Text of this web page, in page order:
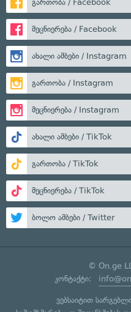
გართობა / Facebook
მეცნიერება / Facebook
ახალი ამბები / Instagram
გართობა / Instagram
მეცნიერება / Instagram
ახალი ამბები / TikTok
გართობა / TikTok
მეცნიერება / TikTok
ბოლო ამბები / Twitter
© On.ge
კონტაქტი:
ვებსაიტით